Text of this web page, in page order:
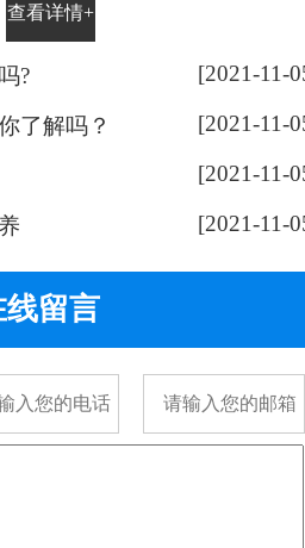
平时有没有留意，手表螺丝大部分
奇，跟随小编脚步来带大家了解一
下： 手表螺丝属于精密螺丝，之所
工方式决定的。手表精密螺丝，是
采用车加工出来的，头部...
查看详情+
? [2021-11-
了解吗？ [2021-11-
[2021-11-
[2021-11-
线留言